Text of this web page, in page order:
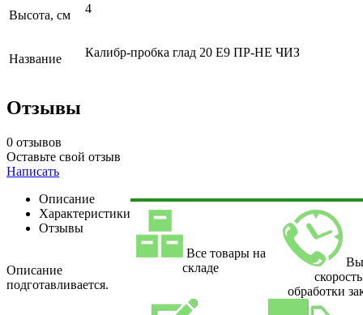
Высота, см 4
Название Калибр-пробка глад 20 Е9 ПР-НЕ ЧИЗ
Отзывы
0 отзывов
Оставьте свой отзыв
Написать
Описание
Характеристики
Отзывы
Описание
подготавливается.
Все товары на
складе
скорость
обработки